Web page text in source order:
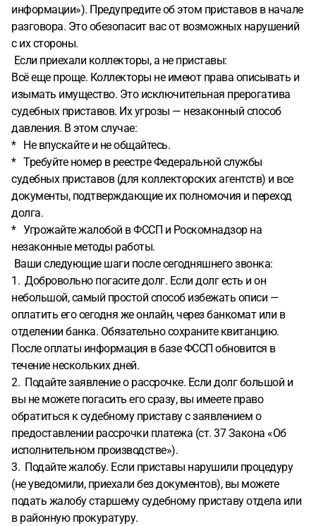
информации»). Предупредите об этом приставов в начале
разговора. Это обезопасит вас от возможных нарушений
с их стороны.
Если приехали коллекторы, а не приставы:
Всё еще проще. Коллекторы не имеют права описывать и
изымать имущество. Это исключительная прерогатива
судебных приставов. Их угрозы — незаконный способ
давления. В этом случае:
* Не впускайте и не общайтесь.
* Требуйте номер в реестре Федеральной службы
судебных приставов (для коллекторских агентств) и все
документы, подтверждающие их полномочия и переход
долга.
* Угрожайте жалобой в ФССП и Роскомнадзор на
незаконные методы работы.
Ваши следующие шаги после сегодняшнего звонка:
1. Добровольно погасите долг. Если долг есть и он
небольшой, самый простой способ избежать описи —
оплатить его сегодня же онлайн, через банкомат или в
отделении банка. Обязательно сохраните квитанцию.
После оплаты информация в базе ФССП обновится в
течение нескольких дней.
2. Подайте заявление о рассрочке. Если долг большой и
вы не можете погасить его сразу, вы имеете право
обратиться к судебному приставу с заявлением о
предоставлении рассрочки платежа (ст. 37 Закона «Об
исполнительном производстве»).
3. Подайте жалобу. Если приставы нарушили процедуру
(не уведомили, приехали без документов), вы можете
подать жалобу старшему судебному приставу отдела или
в районную прокуратуру.